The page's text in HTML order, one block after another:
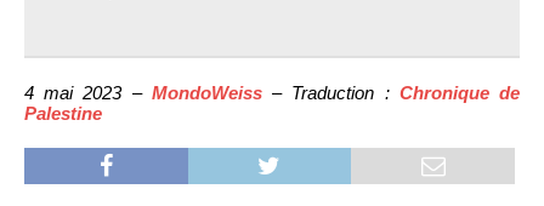
4 mai 2023 – MondoWeiss– Traduction : Chronique de
Palestine